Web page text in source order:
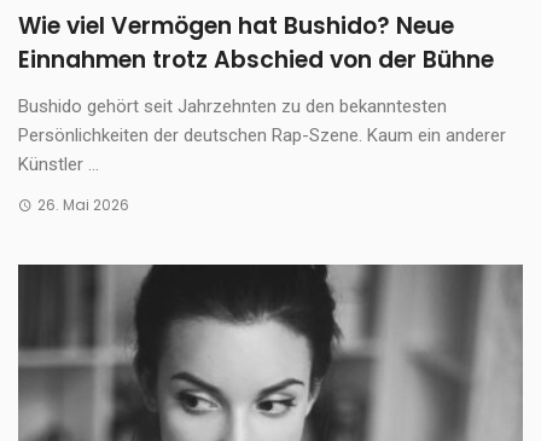
Wie viel Vermögen hat Bushido? Neue
Einnahmen trotz Abschied von der Bühne
Bushido gehört seit Jahrzehnten zu den bekanntesten
Persönlichkeiten der deutschen Rap-Szene. Kaum ein anderer
Künstler ...
26. Mai 2026